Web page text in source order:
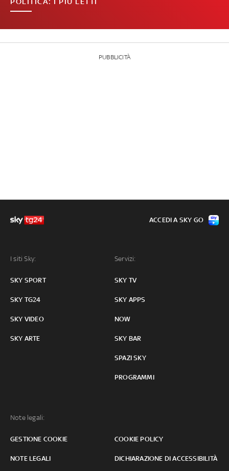
PUBBLICITÀ
I siti Sky:
SKY SPORT
SKY TG24
SKY VIDEO
SKY ARTE
Servizi:
SKY TV
SKY APPS
NOW
SKY BAR
SPAZI SKY
PROGRAMMI
Note legali:
GESTIONE COOKIE COOKIE POLICY
NOTE LEGALI DICHIARAZIONE DI ACCESSIBILITÀ
ACCEDI A SKY GO